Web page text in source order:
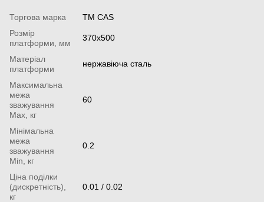
Торгова марка
TM CAS
Розмір
платформи, мм
370х500
Матеріал
платформи
нержавіюча сталь
Максимальна
межа
зважування
Мах, кг
60
Мінімальна
межа
зважування
Min, кг
0.2
Ціна поділки
(дискретність),
кг
0.01 / 0.02